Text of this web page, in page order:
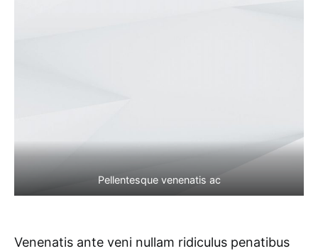
Pellentesque venenatis ac
Venenatis ante veni nullam ridiculus penatibus